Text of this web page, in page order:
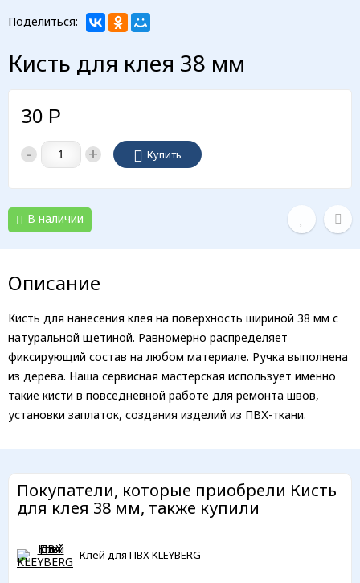
Поделиться:
Кисть для клея 38 мм
30 Р
- + Купить
В наличии
Описание
Кисть для нанесения клея на поверхность шириной 38 мм с
натуральной щетиной. Равномерно распределяет
фиксирующий состав на любом материале. Ручка выполнена
из дерева. Наша сервисная мастерская использует именно
такие кисти в повседневной работе для ремонта швов,
установки заплаток, создания изделий из ПВХ-ткани.
Покупатели, которые приобрели Кисть
для клея 38 мм, также купили
Клей для ПВХ KLEYBERG